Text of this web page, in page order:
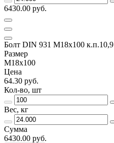
6430.00 руб.
Болт DIN 931 М18х100 к.п.10,9
Размер
М18х100
Цена
64.30 руб.
Кол-во, шт
Вес, кг
Сумма
6430.00 руб.